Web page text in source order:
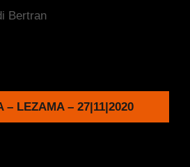
Bertran
– LEZAMA – 27|11|2020